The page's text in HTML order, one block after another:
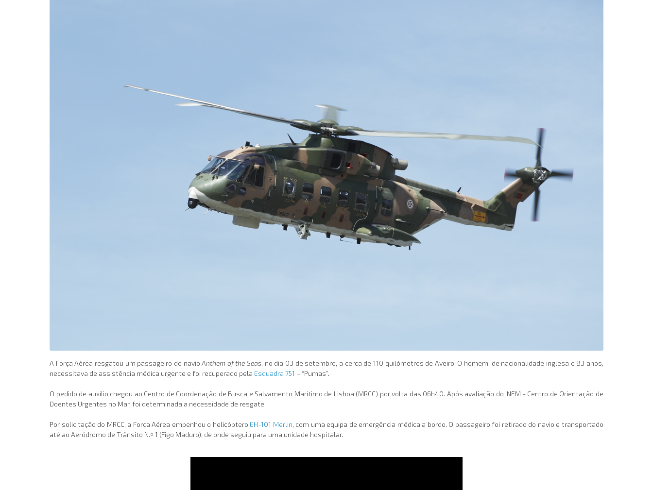
A Força Aérea resgatou um passageiro do navioAnthem of the Seas, no dia 03 de setembro, a cerca de 110 quilómetros de Aveiro. O homem, de nacionalidade inglesa e 83 anos,
necessitava de assistência médica urgente e foi recuperado pela Esquadra 751 – “Pumas”.
O pedido de auxílio chegou ao Centro de Coordenação de Busca e Salvamento Marítimo de Lisboa (MRCC) por volta das 06h40. Após avaliação do INEM - Centro de Orientação de
Doentes Urgentes no Mar, foi determinada a necessidade de resgate.
Por solicitação do MRCC, a Força Aérea empenhou o helicóptero EH-101 Merlin, com uma equipa de emergência médica a bordo. O passageiro foi retirado do navio e transportado
até ao Aeródromo de Trânsito N.º 1 (Figo Maduro), de onde seguiu para uma unidade hospitalar.